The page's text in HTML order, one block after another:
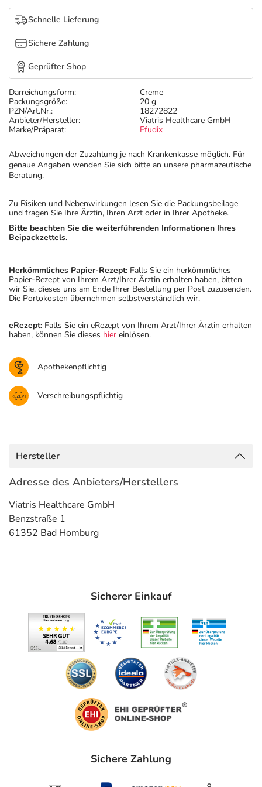
Tierapotheke
Vitamine & Mineralstoffe
Marken
Darreichungsform:
Creme
Packungsgröße:
20 g
PZN/Art.Nr.:
18272822
Anbieter/Hersteller:
Viatris Healthcare GmbH
Marke/Präparat:
Efudix
Abweichungen der Zuzahlung je nach Krankenkasse möglich. Für
genaue Angaben wenden Sie sich bitte an unsere pharmazeutische
Beratung.
Schnelle Lieferung
Sichere Zahlung
Geprüfter Shop
Zu Risiken und Nebenwirkungen lesen Sie die Packungsbeilage
und fragen Sie Ihre Ärztin, Ihren Arzt oder in Ihrer Apotheke.
Bitte beachten Sie die weiterführenden Informationen Ihres
Beipackzettels.
Herkömmliches Papier-Rezept: Falls Sie ein herkömmliches
Papier-Rezept von Ihrem Arzt/Ihrer Ärztin erhalten haben, bitten
wir Sie, dieses uns am Ende Ihrer Bestellung per Post zuzusenden.
Die Portokosten übernehmen selbstverständlich wir.
eRezept: Falls Sie ein eRezept von Ihrem Arzt/Ihrer Ärztin erhalten
haben, können Sie dieses hier einlösen.
Apothekenpflichtig
Verschreibungspflichtig
Hersteller
Adresse des Anbieters/Herstellers
Viatris Healthcare GmbH
Benzstraße 1
61352 Bad Homburg
Sicherer Einkauf
Sichere Zahlung